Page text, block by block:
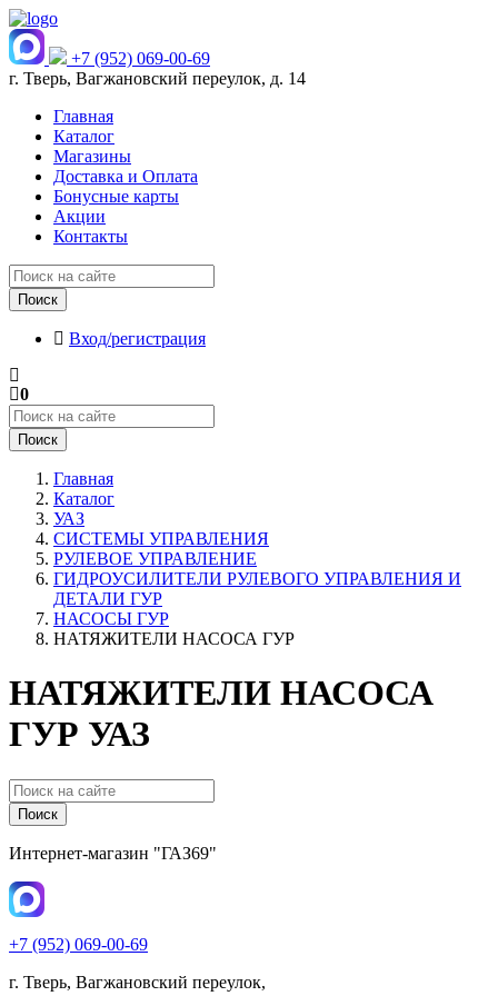
+7 (952) 069-00-69
г. Тверь, Вагжановский переулок, д. 14
Главная
Каталог
Магазины
Доставка и Оплата
Бонусные карты
Акции
Контакты
Поиск
Вход/регистрация
0
Поиск
Главная
Каталог
УАЗ
СИСТЕМЫ УПРАВЛЕНИЯ
РУЛЕВОЕ УПРАВЛЕНИЕ
ГИДРОУСИЛИТЕЛИ РУЛЕВОГО УПРАВЛЕНИЯ И
ДЕТАЛИ ГУР
НАСОСЫ ГУР
НАТЯЖИТЕЛИ НАСОСА ГУР
НАТЯЖИТЕЛИ НАСОСА
ГУР УАЗ
Поиск
Интернет-магазин "ГАЗ69"
+7 (952) 069-00-69
г. Тверь, Вагжановский переулок,